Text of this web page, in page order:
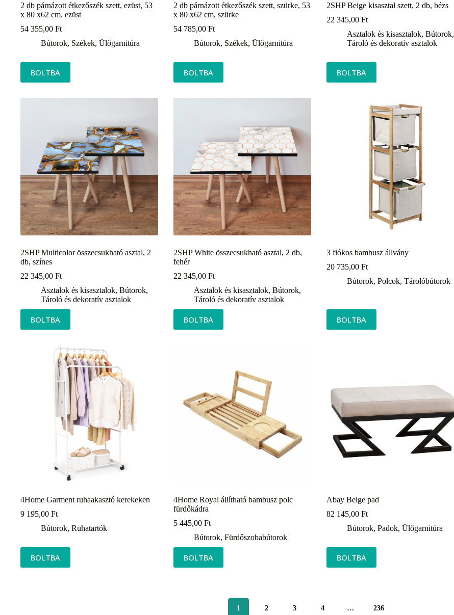
2 db párnázott étkezőszék szett, ezüst, 53
x 80 x62 cm, ezüst
54 355,00 Ft
Bútorok, Székek, Ülőgarnitúra
BOLTBA
2 db párnázott étkezőszék szett, szürke, 53
x 80 x62 cm, szürke
54 785,00 Ft
Bútorok, Székek, Ülőgarnitúra
BOLTBA
2SHP Beige kisasztal szett, 2 db, bézs
22 345,00 Ft
Asztalok és kisasztalok, Bútorok,
Tároló és dekoratív asztalok
BOLTBA
2SHP Multicolor összecsukható asztal, 2
db, színes
22 345,00 Ft
Asztalok és kisasztalok, Bútorok,
Tároló és dekoratív asztalok
BOLTBA
2SHP White összecsukható asztal, 2 db,
fehér
22 345,00 Ft
Asztalok és kisasztalok, Bútorok,
Tároló és dekoratív asztalok
BOLTBA
3 fiókos bambusz állvány
20 735,00 Ft
Bútorok, Polcok, Tárolóbútorok
BOLTBA
4Home Garment ruhaakasztó kerekeken
9 195,00 Ft
Bútorok, Ruhatartók
BOLTBA
4Home Royal állítható bambusz polc
fürdőkádra
5 445,00 Ft
Bútorok, Fürdőszobabútorok
BOLTBA
Abay Beige pad
82 145,00 Ft
Bútorok, Padok, Ülőgarnitúra
BOLTBA
1 2 3 4 … 236